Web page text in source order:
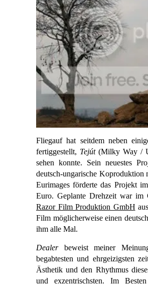
Fliegauf hat seitdem neben
fertiggestellt, Tejút(Milky Way /
sehen konnte. Sein neuestes
deutsch-ungarische Koproduktion
Eurimages förderte das Projekt
Euro. Geplante Drehzeit war im
Razor Film Produktion GmbH
Film möglicherweise einen
ihm alle Mal.
Dealerbeweist meiner
begabtesten und ehrgeizigsten
Ästhetik und den Rhythmus
und exzentrischsten. Im